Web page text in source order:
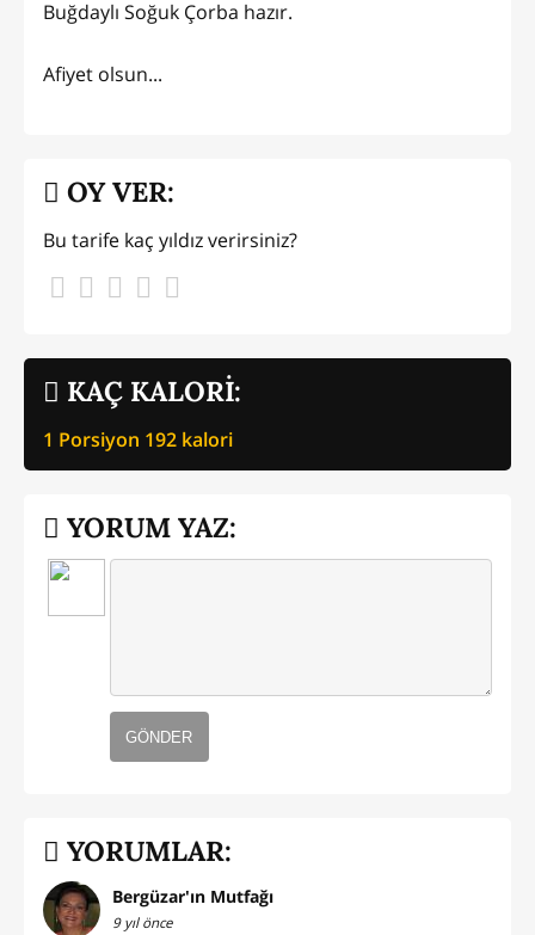
Buğdaylı Soğuk Çorba hazır.
Afiyet olsun...
KAÇ KALORİ:
1 Porsiyon 192 kalori
OY VER:
Bu tarife kaç yıldız verirsiniz?
YORUM YAZ:
GÖNDER
YORUMLAR:
Bergüzar'ın Mutfağı
9 yıl önce